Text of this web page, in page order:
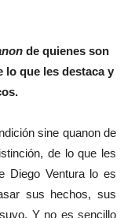
de quienes son
lo que les destaca y
sine quanon de
de lo que les
Diego Ventura lo es
sus hechos, sus
Y no es sencillo